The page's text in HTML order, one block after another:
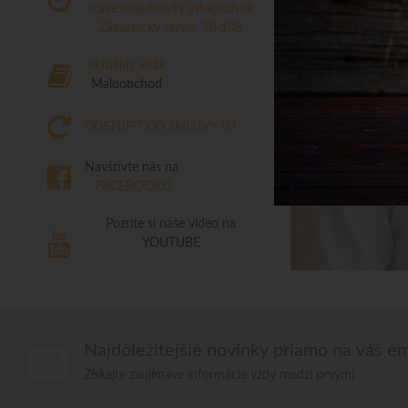
stave objednávky info@sds.sk
Zákaznícky servis: 18 108
Aktuálny leták
Maloobchod
ODSTÚPIŤ OD ZMLUVY TU
Navštívte nás na
FACEBOOKU
Pozrite si náše video na
YOUTUBE